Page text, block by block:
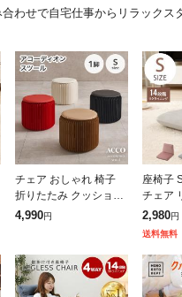
わせで自宅仕事からリラックス
チェア おしゃれ 椅子
折りたたみ クッション
アコーディオン椅子 ペ
品 Sサ
4,990円
座椅子
チェア
ベロア
高級感
ンプル
姫系
2,980円
送料無料